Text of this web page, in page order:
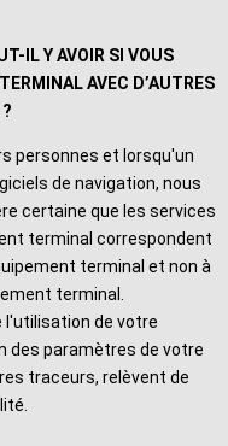
IL Y AVOIR SI VOUS
AVEC D’AUTRES
personnes et lorsqu'un
de navigation, nous
certaine que les services
terminal correspondent
terminal et non à
terminal.
l'utilisation de votre
des paramètres de votre
traceurs, relèvent de